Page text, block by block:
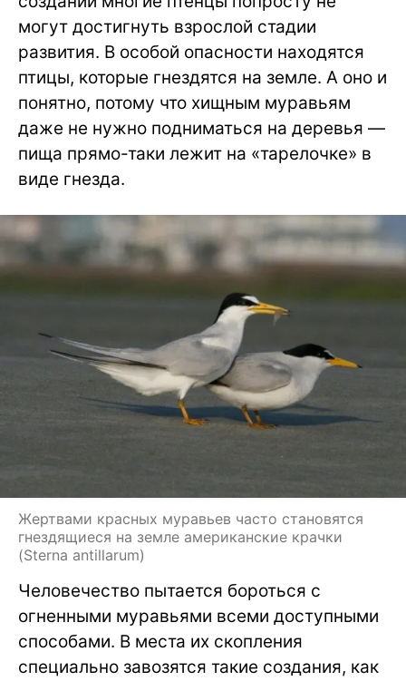
могут достигнуть взрослой стадии
развития. В особой опасности находятся
птицы, которые гнездятся на земле. А оно и
понятно, потому что хищным муравьям
даже не нужно подниматься на деревья —
пища прямо-таки лежит на «тарелочке» в
виде гнезда.
Жертвами красных муравьев часто становятся
гнездящиеся на земле американские крачки
(Sterna antillarum)
Человечество пытается бороться с
огненными муравьями всеми доступными
способами. В места их скопления
специально завозятся такие создания, как